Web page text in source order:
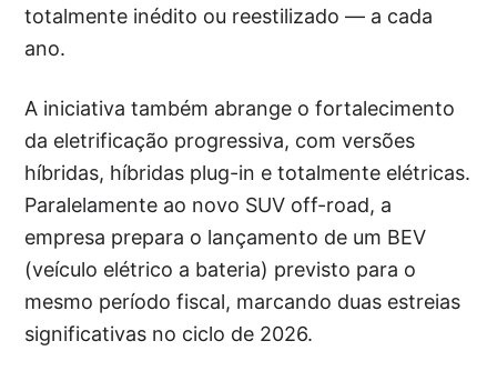
totalmente inédito ou reestilizado — a cada
ano.
A iniciativa também abrange o fortalecimento
da eletrificação progressiva, com versões
híbridas, híbridas plug-in e totalmente elétricas.
Paralelamente ao novo SUV off-road, a
empresa prepara o lançamento de um BEV
(veículo elétrico a bateria) previsto para o
mesmo período fiscal, marcando duas estreias
significativas no ciclo de 2026.